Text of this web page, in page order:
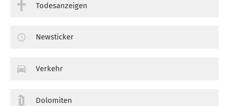
Todesanzeigen
Newsticker
Verkehr
Dolomiten